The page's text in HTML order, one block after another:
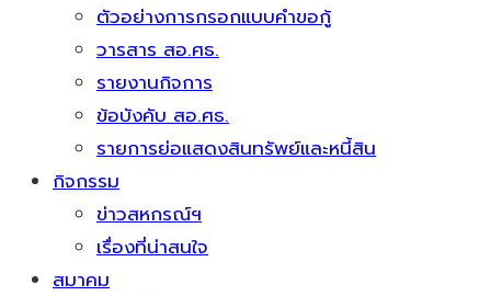
ตัวอย่างการกรอกแบบคำขอกู้
วารสาร สอ.ศธ.
รายงานกิจการ
ข้อบังคับ สอ.ศธ.
รายการย่อแสดงสินทรัพย์และหนี้สิน
กิจกรรม
ข่าวสหกรณ์ฯ
เรื่องที่น่าสนใจ
สมาคม